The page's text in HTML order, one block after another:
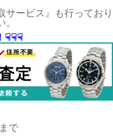
サービス』も行っており
☟☟☟
まで